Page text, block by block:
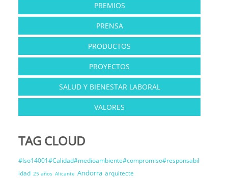
PREMIOS
PRENSA
PRODUCTOS
PROYECTOS
SALUD Y BIENESTAR LABORAL
VALORES
TAG CLOUD
#Iso14001#Calidad#medioambiente#compromiso#responsabil
idad 25 años Alicante Andorra arquitecte